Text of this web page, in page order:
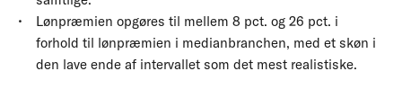
Lønpræmien opgøres til mellem 8 pct. og 26 pct. i
forhold til lønpræmien i medianbranchen, med et skøn i
den lave ende af intervallet som det mest realistiske.